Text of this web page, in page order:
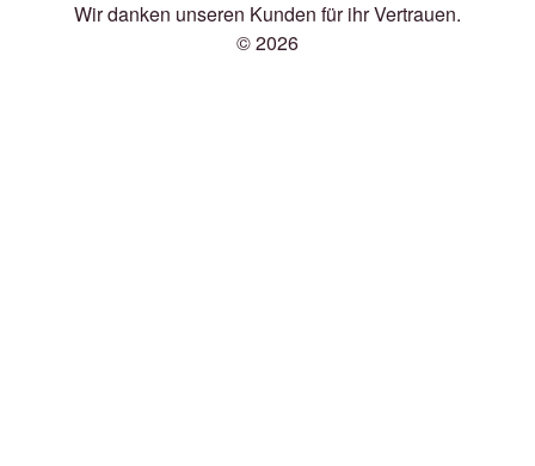
Wir danken unseren Kunden für ihr Vertrauen.
© 2026